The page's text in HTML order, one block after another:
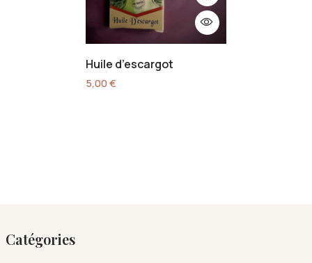
Huile d’escargot
5,00€
Catégories